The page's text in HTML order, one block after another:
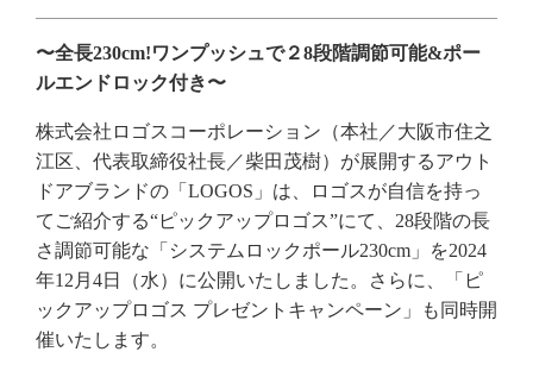
〜全長230cm!ワンプッシュで２8段階調節可能&ポー
ルエンドロック付き〜
株式会社ロゴスコーポレーション（本社／大阪市住之
江区、代表取締役社長／柴田茂樹）が展開するアウト
ドアブランドの「LOGOS」は、ロゴスが自信を持っ
てご紹介する“ピックアップロゴス”にて、28段階の長
さ調節可能な「システムロックポール230cm」を2024
年12月4日（水）に公開いたしました。さらに、「ピ
ックアップロゴス プレゼントキャンペーン」も同時開
催いたします。